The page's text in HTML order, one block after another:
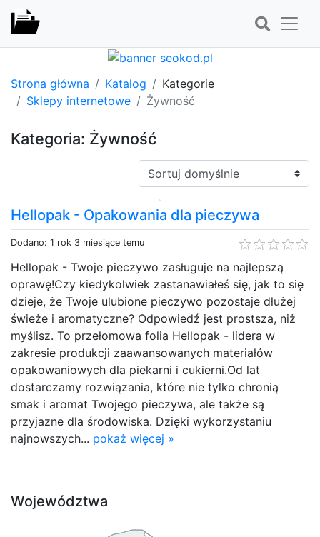
Strona główna Katalog
Kategorie
Sklepy internetowe
Żywność
Kategoria: Żywność
Sortuj:
Hellopak - Opakowania dla pieczywa
Dodano: 1 rok 3 miesiące temu
Hellopak - Twoje pieczywo zasługuje na najlepszą
oprawę!Czy kiedykolwiek zastanawiałeś się, jak to się
dzieje, że Twoje ulubione pieczywo pozostaje dłużej
świeże i aromatyczne? Odpowiedź jest prostsza, niż
myślisz. To przełomowa folia Hellopak - lidera w
zakresie produkcji zaawansowanych materiałów
opakowaniowych dla piekarni i cukierni.Od lat
dostarczamy rozwiązania, które nie tylko chronią
smak i aromat Twojego pieczywa, ale także są
przyjazne dla środowiska. Dzięki wykorzystaniu
najnowszych... pokaż więcej »
Województwa